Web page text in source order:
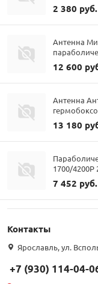
2 380 руб.
Антенна
12 600
Антенна
13 180
1700/4200P
7 452 руб.
Контакты
Ярославль, ул.
+7 (930) 114-04-